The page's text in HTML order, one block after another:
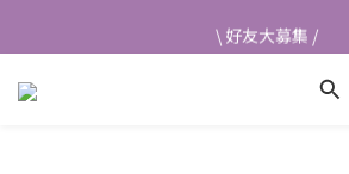
\ 好友大募集 /
\ 好友大募集 /